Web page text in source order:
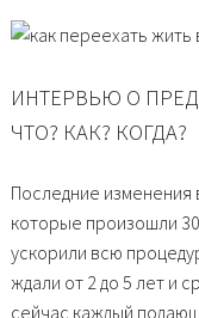
ИНТЕРВЬЮ О
ЧТО? КАК? КОГДА?
Последние
которые произошли
ускорили всю
ждали от 2 до 5 лет и
сейчас каждый